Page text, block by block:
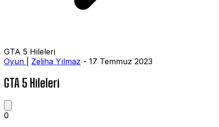
GTA 5 Hileleri
Oyun
Zeliha Yılmaz - 17 Temmuz 2023
GTA 5 Hileleri
0